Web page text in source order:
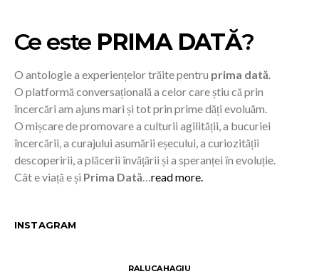
Ce este PRIMA DATĂ?
O antologie a experiențelor trăite pentru prima dată
O platformă conversațională a celor care știu că prin
încercări am ajuns mari și tot prin prime dăți evoluăm.
O mișcare de promovare a culturii agilității, a bucuriei
încercării, a curajului asumării eșecului, a curiozității
descoperirii, a plăcerii învățării și a speranței în evoluție.
Cât e viață e și Prima Dată read more.
INSTAGRAM
RALUCAHAGIU